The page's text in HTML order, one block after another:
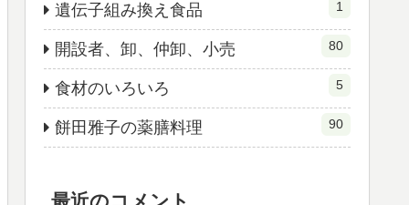
遺伝子組み換え食品 1
開設者、卸、仲卸、小売 80
食材のいろいろ 5
餅田雅子の薬膳料理 90